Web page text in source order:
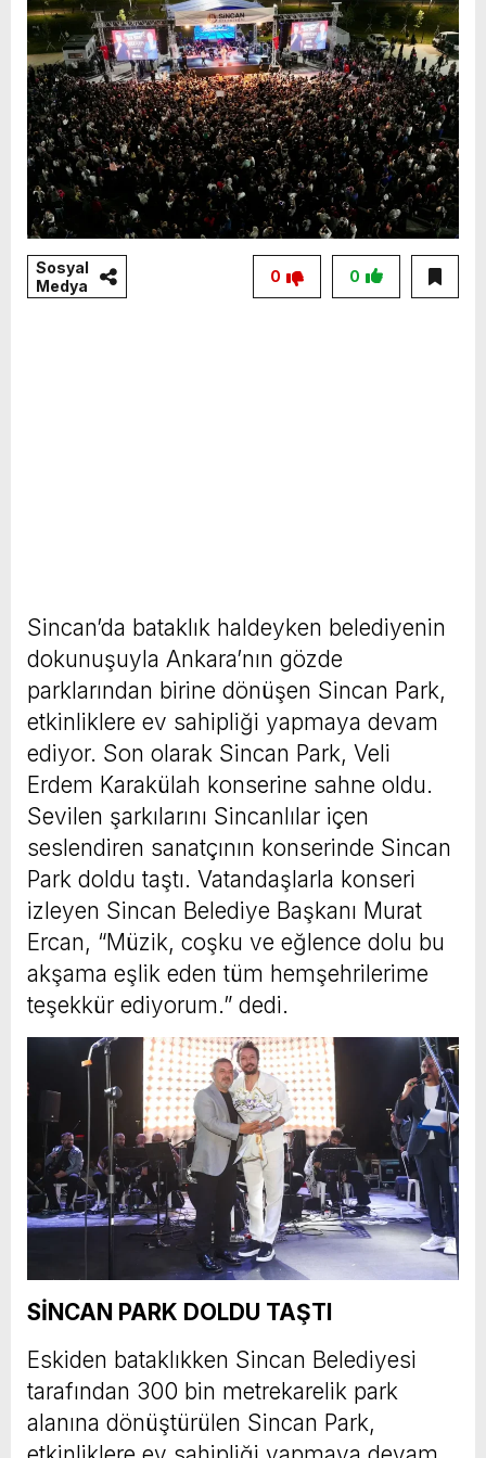
Sosyal
Medya
0
0
Sincan’da bataklık haldeyken belediyenin
dokunuşuyla Ankara’nın gözde
parklarından birine dönüşen Sincan Park,
etkinliklere ev sahipliği yapmaya devam
ediyor. Son olarak Sincan Park, Veli
Erdem Karakülah konserine sahne oldu.
Sevilen şarkılarını Sincanlılar içen
seslendiren sanatçının konserinde Sincan
Park doldu taştı. Vatandaşlarla konseri
izleyen Sincan Belediye Başkanı Murat
Ercan, “Müzik, coşku ve eğlence dolu bu
akşama eşlik eden tüm hemşehrilerime
teşekkür ediyorum.” dedi.
SİNCAN PARK DOLDU TAŞTI
Eskiden bataklıkken Sincan Belediyesi
tarafından 300 bin metrekarelik park
alanına dönüştürülen Sincan Park,